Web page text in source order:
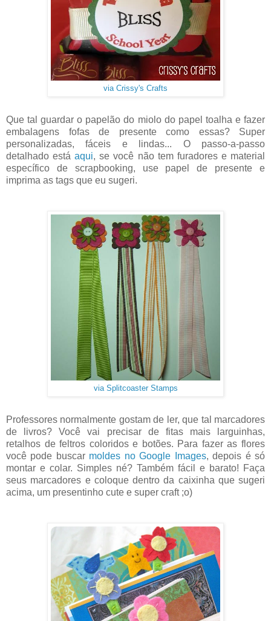
via Crissy's Crafts
Que tal guardar o papelão do miolo do papel toalha e fazer
embalagens fofas de presente como essas? Super
personalizadas, fáceis e lindas... O passo-a-passo
detalhado estáaqui, se você não tem furadores e material
específico de scrapbooking, use papel de presente e
imprima as tags que eu sugeri.
via Splitcoaster Stamps
Professores normalmente gostam de ler, que tal marcadores
de livros? Você vai precisar de fitas mais larguinhas,
retalhos de feltros coloridos e botões. Para fazer as flores
você pode buscar moldes no Google Images, depois é só
montar e colar. Simples né? Também fácil e barato! Faça
seus marcadores e coloque dentro da caixinha que sugeri
acima, um presentinho cute e super craft ;o)